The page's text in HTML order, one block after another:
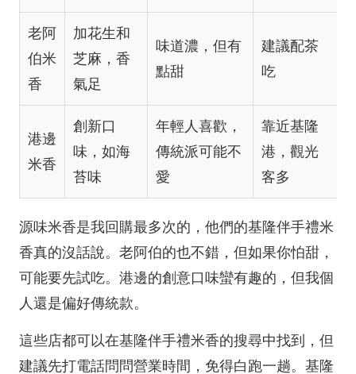
老阿
伯米
香
加花生和
芝麻，香
氣足
味道濃，但有
點甜
建議配茶
吃
港邊
米香
創新口
味，如海
苔味
年輕人喜歡，
傳統派可能不
愛
靠近基隆
港，觀光
客多
源味米香是我回購最多次的，他們的基隆伴手禮米
香真的沒話說。老阿伯的也不錯，但如果你怕甜，
可能要先試吃。港邊的創意口味蠻有趣的，但我個
人還是偏好傳統款。
這些店都可以在基隆伴手禮米香的搜尋中找到，但
建議先打電話問問營業時間，免得白跑一趟。基隆